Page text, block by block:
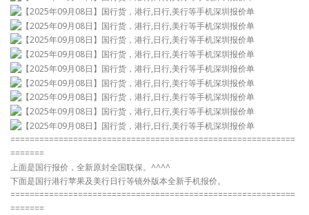
===========================================================
=======
上面是国行报价，全新原封全国联保。^^^^
下面是国行港行苹果及美行日行等镜外版本全新手机报价。
===========================================================
=======